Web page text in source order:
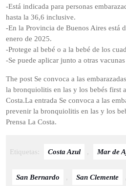
-Está indicada para personas
hasta la 36,6 inclusive.
-En la Provincia de Buenos Aires está
enero de 2025.
-Protege al bebé o a la bebé de los
-Se puede aplicar junto a otras
The post Se convoca a las
la bronquiolitis en las y los bebés first
Costa.La entrada Se convoca a las
prevenir la bronquiolitis en las y los
Prensa La Costa.
Etiquetas: Costa Azul , Mar de
San Bernardo , San Clemente ,